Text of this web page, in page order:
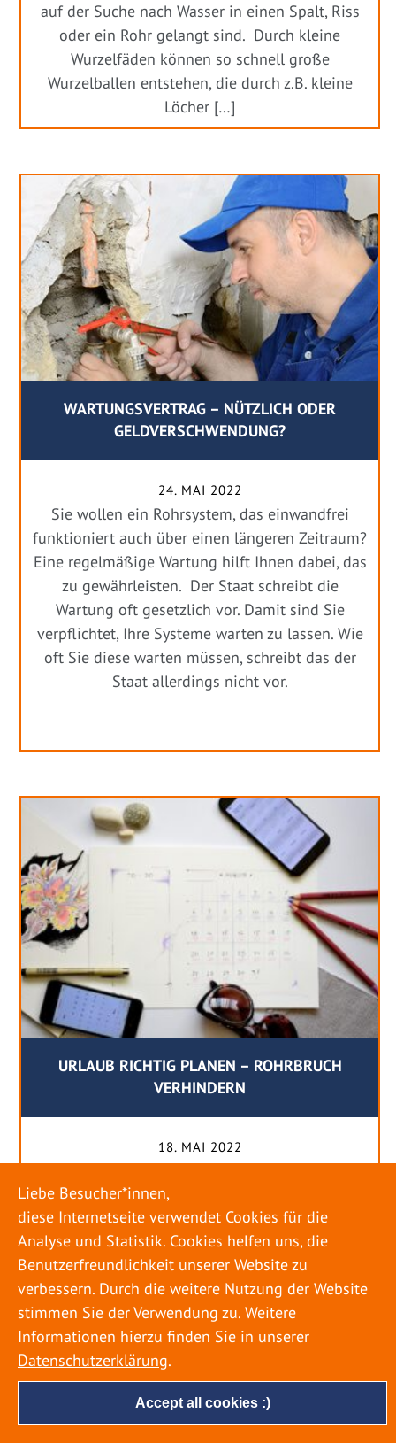
auf der Suche nach Wasser in einen Spalt, Riss
oder ein Rohr gelangt sind. Durch kleine
Wurzelfäden können so schnell große
Wurzelballen entstehen, die durch z.B. kleine
Löcher […]
WARTUNGSVERTRAG – NÜTZLICH ODER
GELDVERSCHWENDUNG?
24. MAI 2022
Sie wollen ein Rohrsystem, das einwandfrei
funktioniert auch über einen längeren Zeitraum?
Eine regelmäßige Wartung hilft Ihnen dabei, das
zu gewährleisten. Der Staat schreibt die
Wartung oft gesetzlich vor. Damit sind Sie
verpflichtet, Ihre Systeme warten zu lassen. Wie
oft Sie diese warten müssen, schreibt das der
Staat allerdings nicht vor.
URLAUB RICHTIG PLANEN – ROHRBRUCH
VERHINDERN
18. MAI 2022
genießen ihren Urlaub. Dabei zieht es die Einen
weiter weg, die Anderen bleiben dann doch
lieber in der Heimat. Wenn Sie für eine längere
Zeit wegfahren möchten, gibt es einige Dinge zu
beachten, damit nicht anschließend eine böse
Überraschung auf Sie wartet. Um einen
möglichst entspannten Urlaub zu […]
Accept all cookies :)
Liebe Besucher*innen,
diese Internetseite verwendet Cookies für die
Analyse und Statistik. Cookies helfen uns, die
Benutzerfreundlichkeit unserer Website zu
verbessern. Durch die weitere Nutzung der Website
stimmen Sie der Verwendung zu. Weitere
Informationen hierzu finden Sie in unserer
Datenschutzerklärung.